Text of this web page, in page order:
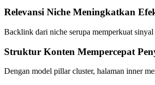
Relevansi Niche Meningkatkan
Backlink dari niche serupa memperkuat
Struktur Konten Mempercepat
Dengan model pillar cluster, halaman inner